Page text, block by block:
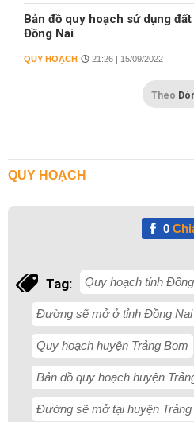
Bản đồ quy hoạch sử dụng
Đồng Nai
QUY HOẠCH 21:26 | 15/09/2022
Theo
QUY HOẠCH
0
Tag: Quy hoạch tỉnh
Đường sẽ mở ở tỉnh Đồng Nai
Quy hoạch huyện Trảng Bom
Bản đồ quy hoạch huyện
Đường sẽ mở tại huyện Trảng